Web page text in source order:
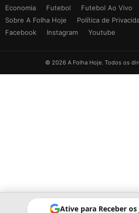
Economia
Futebol Futebol Ao Vivo
Sobre A Folha Hoje
Política de
Facebook
Instagram Youtube
© 2026 A Folha Hoje. Todos os
Ative para Receber